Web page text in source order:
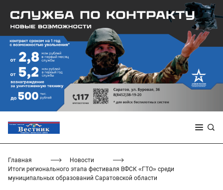
Главная
Новости
Итоги регионального этапа фестиваля ВФСК «ГТО» среди
муниципальных образований Саратовской области